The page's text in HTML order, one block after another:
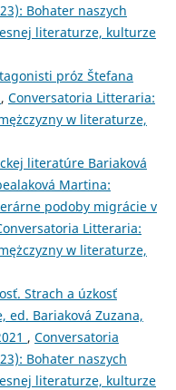
Bohater naszych
literaturze, kulturze
próz Štefana
, Conversatoria Litteraria:
w literaturze,
literatúre Bariaková
Martina:
podoby migrácie v
Litteraria:
w literaturze,
Strach a úzkosť
ed. Bariaková Zuzana,
, Conversatoria
Bohater naszych
literaturze, kulturze